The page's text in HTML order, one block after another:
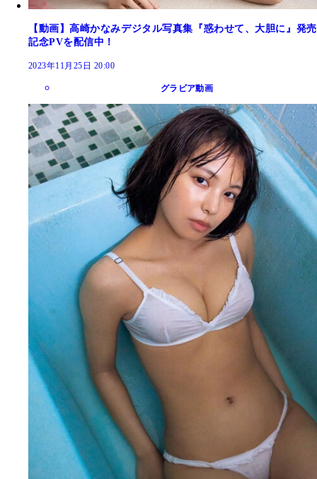
【動画】高崎かなみデジタル写真集『惑わせて、大胆に』発売
記念PVを配信中！
2023年11月25日 20:00
グラビア動画